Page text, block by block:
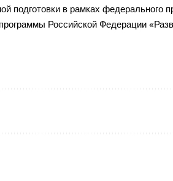
подготовки в рамках федерального
Российской Федерации